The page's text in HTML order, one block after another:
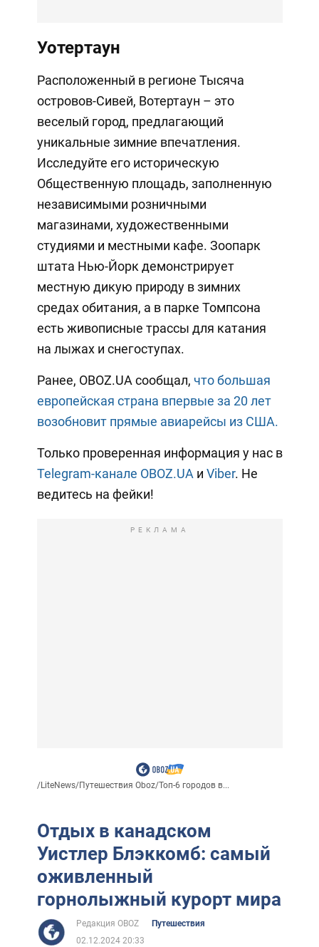
Уотертаун
Расположенный в регионе Тысяча
островов-Сивей, Вотертаун – это
веселый город, предлагающий
уникальные зимние впечатления.
Исследуйте его историческую
Общественную площадь, заполненную
независимыми розничными
магазинами, художественными
студиями и местными кафе. Зоопарк
штата Нью-Йорк демонстрирует
местную дикую природу в зимних
средах обитания, а в парке Томпсона
есть живописные трассы для катания
на лыжах и снегоступах.
Ранее, OBOZ.UA сообщал, что большая
европейская страна впервые за 20 лет
возобновит прямые авиарейсы из США.
Только проверенная информация у нас в
Telegram-канале OBOZ.UA и Viber. Не
ведитесь на фейки!
РЕКЛАМА
/LiteNews/Путешествия Oboz/Топ-6 городов в...
Отдых в канадском
Уистлер Блэккомб: самый
оживленный
горнолыжный курорт мира
Редакция OBOZ
Путешествия
02.12.2024 20:33